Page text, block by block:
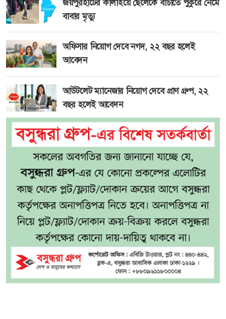
জয়পুরহাটের কালাইয়ে ছেলেকে বাঁচাতে পুকুরে নেমে
বাবার মৃত্যু
অফিসার নিয়োগ দেবে নগদ, ২২ বছর হলেই
আবেদন
আউটলেট ম্যানেজার নিয়োগ দেবে প্রাণ গ্রুপ, ২২
বছর হলেই আবেদন